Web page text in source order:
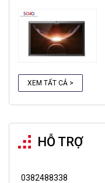
XEM TẤT CẢ >
HỖ TRỢ
0382488338